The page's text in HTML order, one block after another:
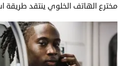
مخترع الهاتف الخلوي ينتقد طريقة